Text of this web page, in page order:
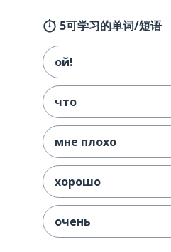
5可学习的单词/短语
ой!
что
мне плохо
хорошо
очень